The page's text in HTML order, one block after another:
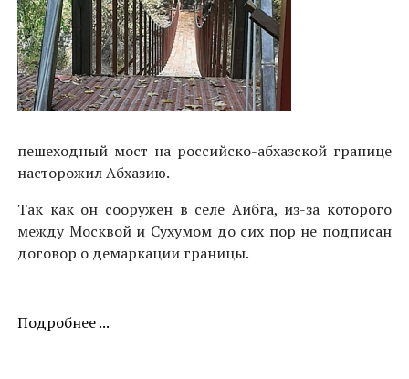
пешеходный мост на российско-абхазской границе
насторожил Абхазию.
Так как он сооружен в селе Аибга, из-за которого
между Москвой и Сухумом до сих пор не подписан
договор о демаркации границы.
Подробнее ...